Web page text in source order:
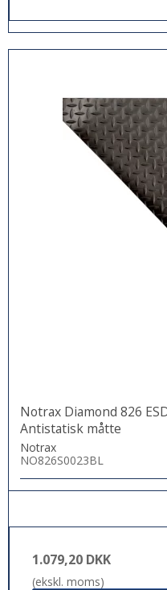
Notrax Diamond 826
Antistatisk måtte
Notrax
NO826S0023BL
1.079,20 DKK
(ekskl. moms)